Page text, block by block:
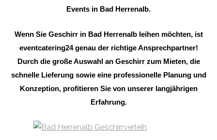
Events in Bad Herrenalb.
Wenn Sie Geschirr in Bad Herrenalb leihen möchten, ist
eventcatering24 genau der richtige Ansprechpartner!
Durch die große Auswahl an Geschirr zum Mieten, die
schnelle Lieferung sowie eine professionelle Planung und
Konzeption, profitieren Sie von unserer langjährigen
Erfahrung.